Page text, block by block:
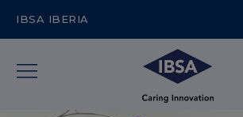
IBSA IBERIA